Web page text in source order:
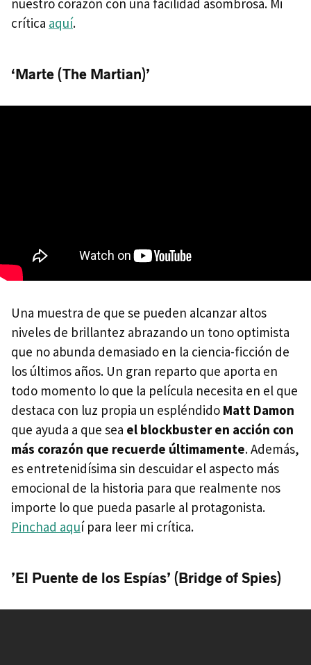
crítica aquí.
‘Marte (The Martian)’
Una muestra de que se pueden alcanzar altos
niveles de brillantez abrazando un tono optimista
que no abunda demasiado en la ciencia-ficción de
los últimos años. Un gran reparto que aporta en
todo momento lo que la película necesita en el que
destaca con luz propia un espléndido Matt Damon
que ayuda a que sea el blockbuster en acción con
más corazón que recuerde últimamente. Además,
es entretenidísima sin descuidar el aspecto más
emocional de la historia para que realmente nos
importe lo que pueda pasarle al protagonista.
Pinchad aquí para leer mi crítica.
’El Puente de los Espías’ (Bridge of Spies)